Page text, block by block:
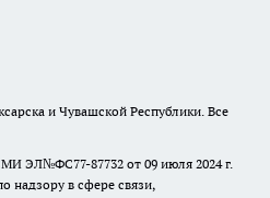
и Чувашской Республики. Все
ЭЛ№ФС77-87732 от 09 июля 2024 г.
надзору в сфере связи,